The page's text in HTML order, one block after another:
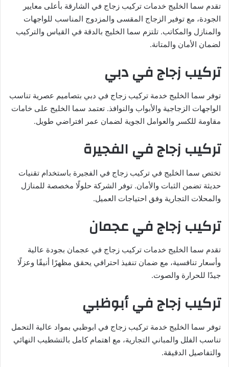
تقدم سما الخليج خدمات تركيب زجاج في الشارقة بأعلى معايير
الجودة، مع توفير الزجاج المقسى والمزدوج المناسب للواجهات
والمنازل والمكاتب. تلتزم سما الخليج بالدقة في القياس والتركيب
لضمان الأمان والمتانة.
تركيب زجاج في دبي
توفر سما الخليج خدمة تركيب زجاج في دبي بتصاميم عصرية تناسب
الواجهات الزجاجية والأبواب والنوافذ. تعتمد سما الخليج على خامات
مقاومة للكسر والعوامل الجوية لضمان عمر افتراضي طويل.
تركيب زجاج في الفجيرة
تختص سما الخليج في تركيب زجاج في الفجيرة باستخدام تقنيات
حديثة تضمن الثبات والأمان. توفر الشركة حلولًا مخصصة للمنازل
والمحلات التجارية وفق احتياجات العميل.
تركيب زجاج في عجمان
تقدم سما الخليج خدمات تركيب زجاج في عجمان بجودة عالية
وأسعار تنافسية، مع ضمان تنفيذ احترافي يحقق مظهرًا أنيقًا وعزلًا
جيدًا للحرارة والصوت.
تركيب زجاج في أبوظبي
توفر سما الخليج خدمة تركيب زجاج في ابوظبي بمواد عالية التحمل
تناسب الفلل والمباني التجارية، مع اهتمام كامل بالتشطيب النهائي
والتفاصيل الدقيقة.